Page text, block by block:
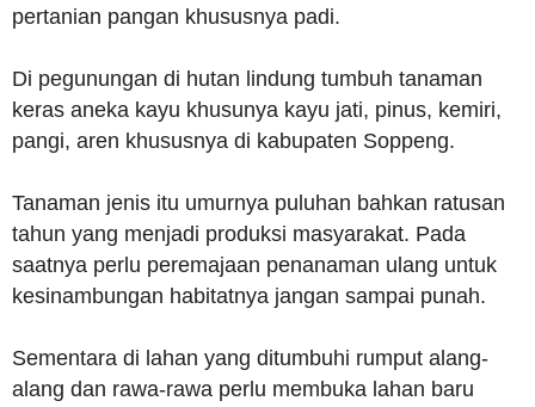
pertanian pangan khususnya padi.
Di pegunungan di hutan lindung tumbuh tanaman
keras aneka kayu khusunya kayu jati, pinus, kemiri,
pangi, aren khususnya di kabupaten Soppeng.
Tanaman jenis itu umurnya puluhan bahkan ratusan
tahun yang menjadi produksi masyarakat. Pada
saatnya perlu peremajaan penanaman ulang untuk
kesinambungan habitatnya jangan sampai punah.
Sementara di lahan yang ditumbuhi rumput alang-
alang dan rawa-rawa perlu membuka lahan baru